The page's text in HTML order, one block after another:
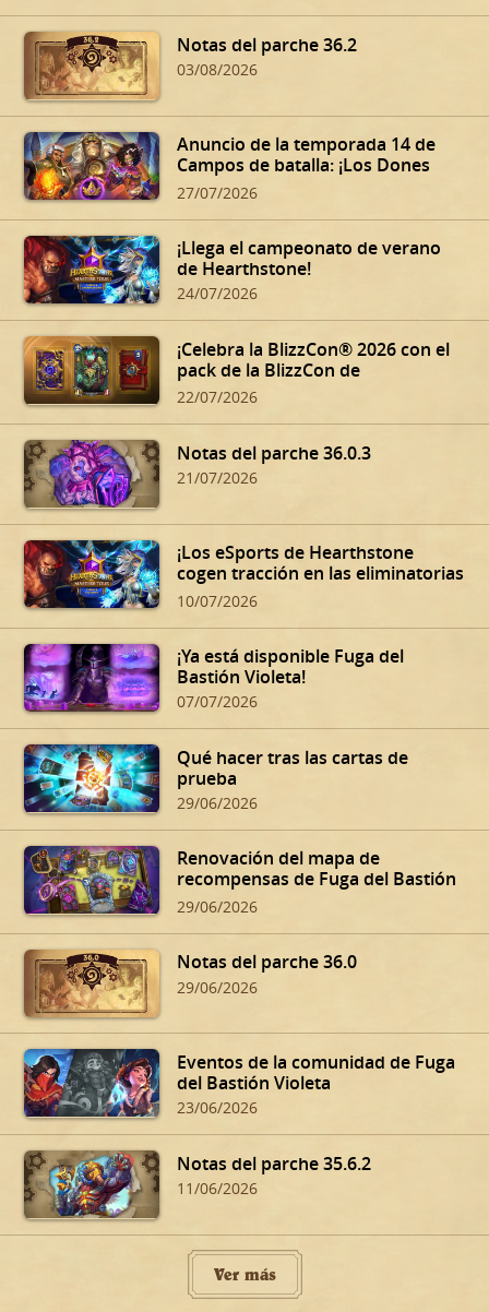
Notas del parche 36.2
03/08/2026
Anuncio de la temporada 14 de
Campos de batalla: ¡Los Dones
siniestros de Dalaran!
27/07/2026
¡Llega el campeonato de verano
de Hearthstone!
24/07/2026
¡Celebra la BlizzCon® 2026 con el
pack de la BlizzCon de
Hearthstone!
22/07/2026
Notas del parche 36.0.3
21/07/2026
¡Los eSports de Hearthstone
cogen tracción en las eliminatorias
de verano!
10/07/2026
¡Ya está disponible Fuga del
Bastión Violeta!
07/07/2026
Qué hacer tras las cartas de
prueba
29/06/2026
Renovación del mapa de
recompensas de Fuga del Bastión
Violeta
29/06/2026
Notas del parche 36.0
29/06/2026
Eventos de la comunidad de Fuga
del Bastión Violeta
23/06/2026
Notas del parche 35.6.2
11/06/2026
Ver más